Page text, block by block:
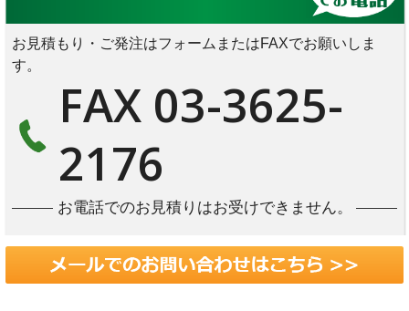
お見積もり・ご発注はフォームまたはFAXでお願いしま
す。
FAX 03-3625-
2176
お電話でのお見積りはお受けできません。